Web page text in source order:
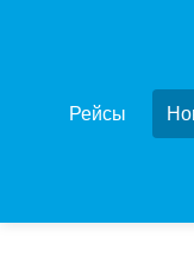
Рейсы